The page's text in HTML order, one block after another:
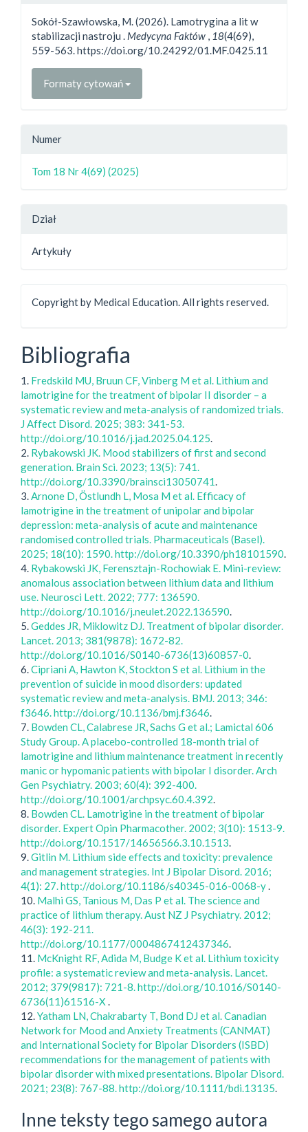
Sokół-Szawłowska, M. (2026). Lamotrygina a lit w
stabilizacji nastroju . Medycyna Faktów , 18(4(69),
559-563. https://doi.org/10.24292/01.MF.0425.11
Formaty cytowań
Numer
Tom 18 Nr 4(69) (2025)
Dział
Artykuły
Copyright by Medical Education. All rights reserved.
Bibliografia
1. Fredskild MU, Bruun CF, Vinberg M et al. Lithium and
lamotrigine for the treatment of bipolar II disorder – a
systematic review and meta-analysis of randomized trials.
J Affect Disord. 2025; 383: 341-53.
http://doi.org/10.1016/j.jad.2025.04.125.
2. Rybakowski JK. Mood stabilizers of first and second
generation. Brain Sci. 2023; 13(5): 741.
http://doi.org/10.3390/brainsci13050741.
3.Arnone D, Östlundh L, Mosa M et al. Efficacy of
lamotrigine in the treatment of unipolar and bipolar
depression: meta-analysis of acute and maintenance
randomised controlled trials. Pharmaceuticals (Basel).
2025; 18(10): 1590. http://doi.org/10.3390/ph18101590.
4. Rybakowski JK, Ferensztajn-Rochowiak E. Mini-review:
anomalous association between lithium data and lithium
use. Neurosci Lett. 2022; 777: 136590.
http://doi.org/10.1016/j.neulet.2022.136590.
5.Geddes JR, Miklowitz DJ. Treatment of bipolar disorder.
Lancet. 2013; 381(9878): 1672-82.
http://doi.org/10.1016/S0140-6736(13)60857-0.
6.Cipriani A, Hawton K, Stockton S et al. Lithium in the
prevention of suicide in mood disorders: updated
systematic review and meta-analysis. BMJ. 2013; 346:
f3646. http://doi.org/10.1136/bmj.f3646.
7. Bowden CL, Calabrese JR, Sachs G et al.; Lamictal 606
Study Group. A placebo-controlled 18-month trial of
lamotrigine and lithium maintenance treatment in recently
manic or hypomanic patients with bipolar I disorder. Arch
Gen Psychiatry. 2003; 60(4): 392-400.
http://doi.org/10.1001/archpsyc.60.4.392.
8. Bowden CL. Lamotrigine in the treatment of bipolar
disorder. Expert Opin Pharmacother. 2002; 3(10): 1513-9.
http://doi.org/10.1517/14656566.3.10.1513.
9.Gitlin M. Lithium side effects and toxicity: prevalence
and management strategies. Int J Bipolar Disord. 2016;
4(1): 27. http://doi.org/10.1186/s40345-016-0068-y.
10. Malhi GS, Tanious M, Das P et al. The science and
practice of lithium therapy. Aust NZ J Psychiatry. 2012;
46(3): 192-211.
http://doi.org/10.1177/0004867412437346.
11. McKnight RF, Adida M, Budge K et al. Lithium toxicity
profile: a systematic review and meta-analysis. Lancet.
2012; 379(9817): 721-8. http://doi.org/10.1016/S0140-
6736(11)61516-X.
12.Yatham LN, Chakrabarty T, Bond DJ et al. Canadian
Network for Mood and Anxiety Treatments (CANMAT)
and International Society for Bipolar Disorders (ISBD)
recommendations for the management of patients with
bipolar disorder with mixed presentations. Bipolar Disord.
2021; 23(8): 767-88. http://doi.org/10.1111/bdi.13135.
Inne teksty tego samego autora